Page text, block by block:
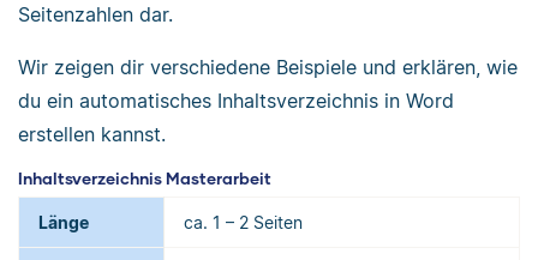
Seitenzahlen dar.
Wir zeigen dir verschiedene Beispiele und erklären, wie
du ein automatisches Inhaltsverzeichnis in Word
erstellen kannst.
Inhaltsverzeichnis Masterarbeit
Länge ca. 1 – 2 Seiten